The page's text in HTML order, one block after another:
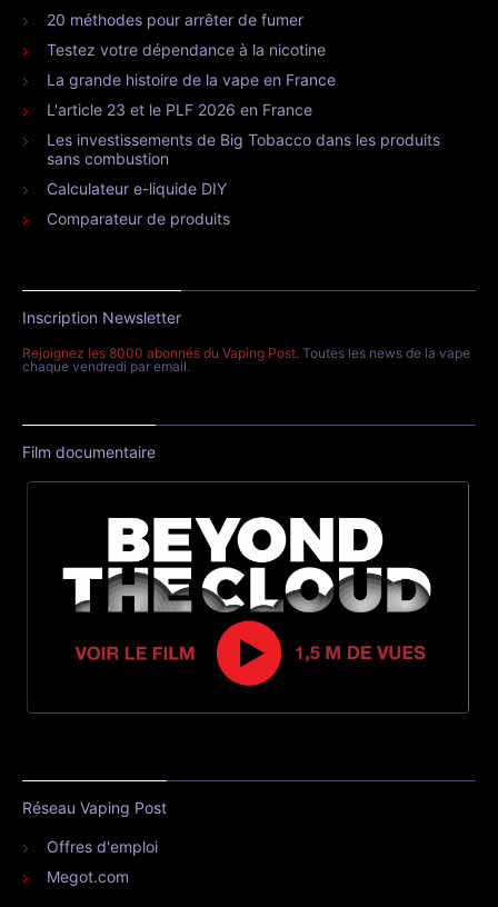
20 méthodes pour arrêter de fumer
Testez votre dépendance à la nicotine
La grande histoire de la vape en France
L'article 23 et le PLF 2026 en France
Les investissements de Big Tobacco dans les produits
sans combustion
Calculateur e-liquide DIY
Comparateur de produits
Inscription Newsletter
Rejoignez les 8000 abonnés du Vaping Post. Toutes les news de la vape
chaque vendredi par email.
Film documentaire
Réseau Vaping Post
Offres d'emploi
Megot.com